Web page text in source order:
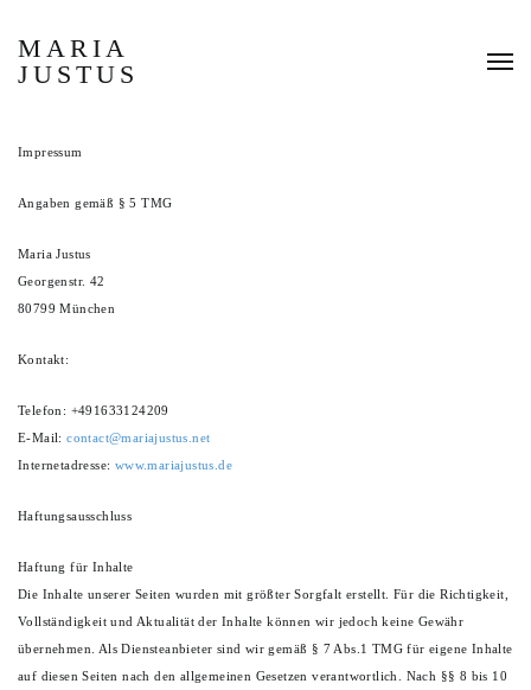
MARIA
JUSTUS
Impressum
Angaben gemäß § 5 TMG
Maria Justus
Georgenstr. 42
80799 München
Kontakt:
Telefon: +491633124209
E-Mail:contact@mariajustus.net
Internetadresse: www.mariajustus.de
Haftungsausschluss
Haftung für Inhalte
Die Inhalte unserer Seiten wurden mit größter Sorgfalt erstellt. Für die Richtigkeit,
Vollständigkeit und Aktualität der Inhalte können wir jedoch keine Gewähr
übernehmen. Als Diensteanbieter sind wir gemäß § 7 Abs.1 TMG für eigene Inhalte
auf diesen Seiten nach den allgemeinen Gesetzen verantwortlich. Nach §§ 8 bis 10